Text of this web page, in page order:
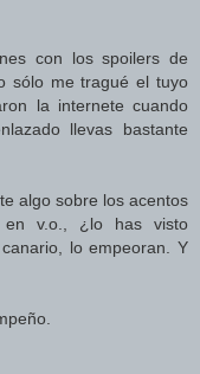
con los spoilers de
sólo me tragué el tuyo
la internete cuando
llevas bastante
algo sobre los acentos
en v.o., ¿lo has visto
lo empeoran. Y